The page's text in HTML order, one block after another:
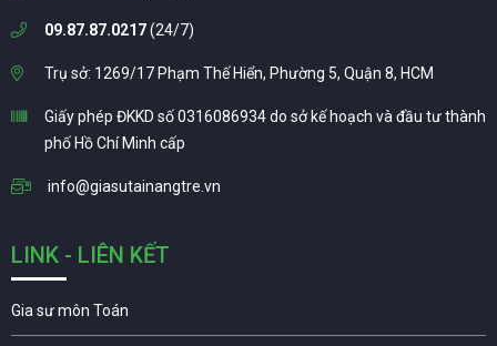
09.87.87.0217(24/7)
Trụ sở: 1269/17 Phạm Thế Hiển, Phường 5, Quận 8, HCM
Giấy phép ĐKKD số 0316086934 do sở kế hoạch và đầu tư thành
phố Hồ Chí Minh cấp
info@giasutainangtre.vn
LINK - LIÊN KẾT
Gia sư môn Toán